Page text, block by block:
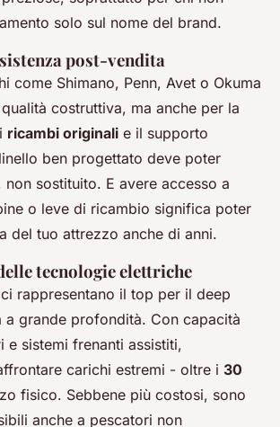
solo sul nome del brand.
post-vendita
come Shimano, Penn, Avet o Okuma
costruttiva, ma anche per la
ricambi originali e il supporto
ben progettato deve poter
non sostituito. E avere accesso a
o leve di ricambio significa poter
del tuo attrezzo anche di anni.
tecnologie elettriche
rappresentano il top per il deep
a grande profondità. Con capacità
e sistemi frenanti assistiti,
carichi estremi - oltre i 30
fisico. Sebbene più costosi, sono
anche a pescatori non